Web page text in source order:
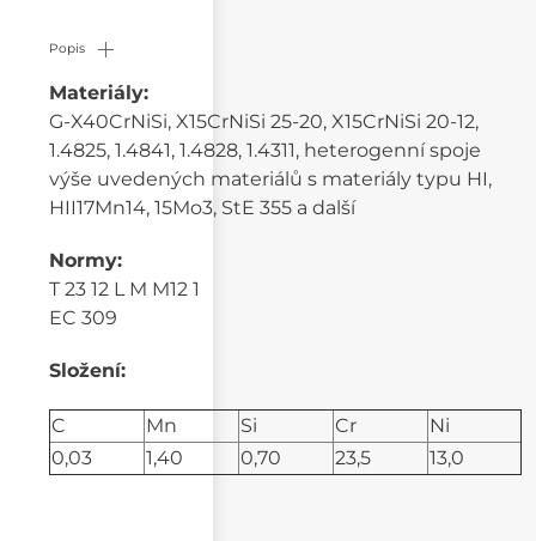
Popis
Materiály:
G-X40CrNiSi, X15CrNiSi 25-20, X15CrNiSi 20-12,
1.4825, 1.4841, 1.4828, 1.4311, heterogenní spoje
výše uvedených materiálů s materiály typu HI,
HII17Mn14, 15Mo3, StE 355 a další
Normy:
T 23 12 L M M12 1
EC 309
Složení:
C Mn Si Cr
Ni
0,03
1,40 0,70 23,5 13,0